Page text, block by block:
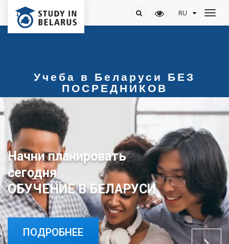
Учеба в Беларуси БЕЗ
ПОСРЕДНИКОВ
Начни планировать
сегодня
ОБУЧЕНИЕ В БЕЛАРУСИ
ПОДРОБНЕЕ
ОБУЧЕНИЕ В БЕЛАРУСИ
ПОДРОБНЕЕ